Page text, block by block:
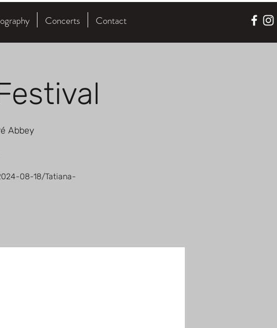
Concerts Contact
Abbey
08-18/Tatiana-